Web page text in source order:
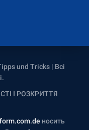
und Tricks | Всі
І РОЗКРИТТЯ
носить